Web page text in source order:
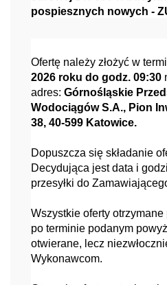
pospiesznych nowych -
Ofertę należy złożyć w
2026 roku do godz. 09:30
adres: Górnośląskie
Wodociągów S.A., Pion
38, 40-599 Katowice.
Dopuszcza się składanie
Decydująca jest data i
przesyłki do
Wszystkie oferty
po terminie podanym
otwierane, lecz
Wykonawcom.